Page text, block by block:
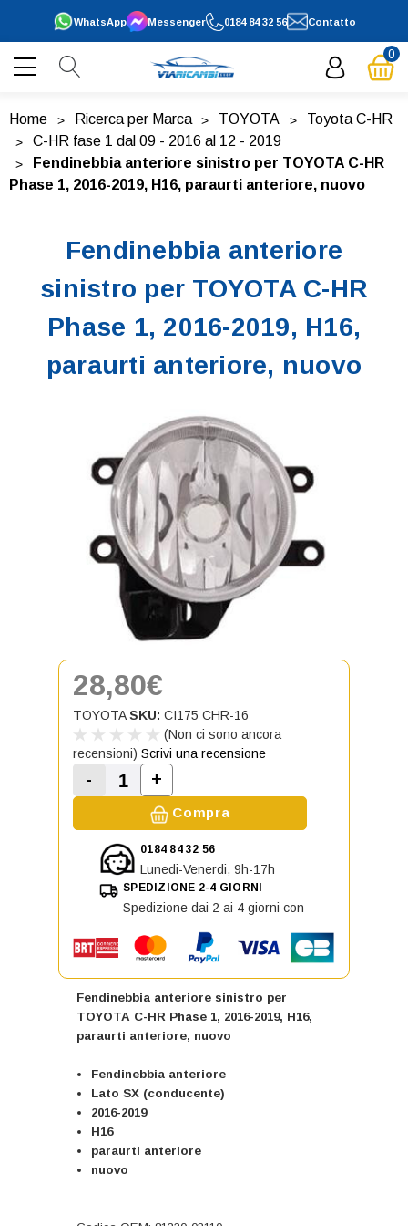
0184 84 32 56
WhatsApp Contatto
Messenger
0
Home Ricerca per Marca TOYOTA
Toyota C-HR
C-HR fase 1 dal 09 - 2016 al 12 - 2019
Fendinebbia anteriore sinistro per TOYOTA C-HR
Phase 1, 2016-2019, H16, paraurti anteriore, nuovo
Fendinebbia anteriore
sinistro per TOYOTA C-HR
Phase 1, 2016-2019, H16,
paraurti anteriore, nuovo
Fendinebbia anteriore sinistro per
TOYOTA C-HR Phase 1, 2016-2019, H16,
paraurti anteriore, nuovo
Fendinebbia anteriore
Lato SX (conducente)
2016-2019
H16
paraurti anteriore
nuovo
28,80€
TOYOTA SKU: CI175 CHR-16
(Non ci sono ancora
recensioni) Scrivi una recensione
Diminuisci la quantità di Fendinebbia
-
Aumenta la quantità di
+
Compra
0184 84 32 56
Lunedi-Venerdi, 9h-17h
SPEDIZIONE 2-4 GIORNI
Spedizione dai 2 ai 4 giorni con